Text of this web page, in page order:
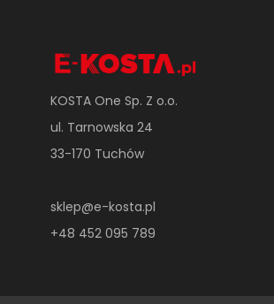
KOSTA One Sp. Z o.o.
ul. Tarnowska 24
33-170 Tuchów
sklep@e-kosta.pl
+48 452 095 789